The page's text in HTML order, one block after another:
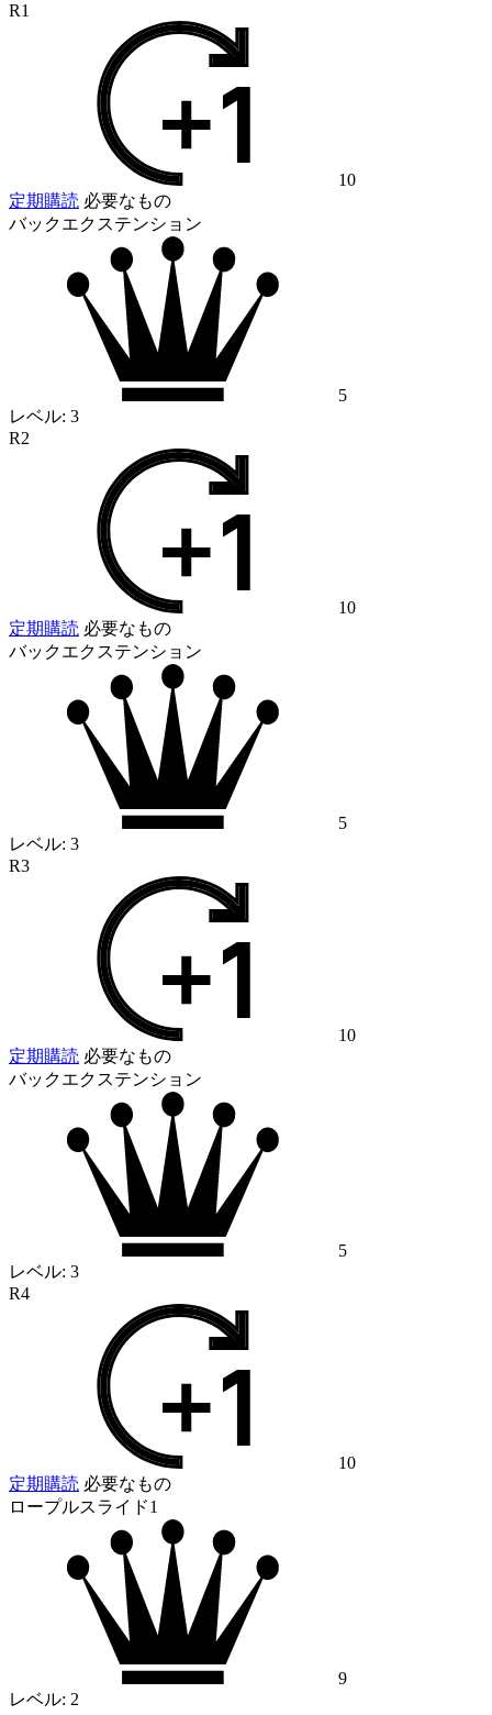
R1
10
定期購読 必要なもの
バックエクステンション
5
レベル: 3
R2
10
定期購読 必要なもの
バックエクステンション
5
レベル: 3
R3
10
定期購読 必要なもの
バックエクステンション
5
レベル: 3
R4
10
定期購読 必要なもの
ロープルスライド1
9
レベル: 2